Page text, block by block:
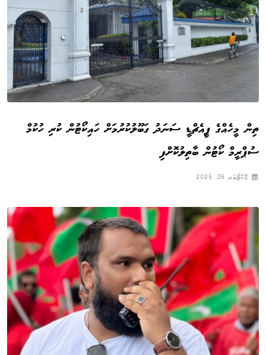
ތިން މީހެއްގެ ޕީއެޗްޑީ ސަނަދު ގަބޫލުކުރުމަށް ހައިކޯޓުން ކުރި ހުކުމް
ސުޕްރީމް ކޯޓުން ބާތިލުކޮށްފި
އޮކްޓޯބަރ 26, 2025